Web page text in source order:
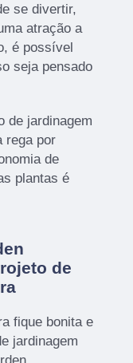
se divertir,
atração a
é possível
seja pensado
de jardinagem
rega por
de
plantas é
de
fique bonita e
jardinagem